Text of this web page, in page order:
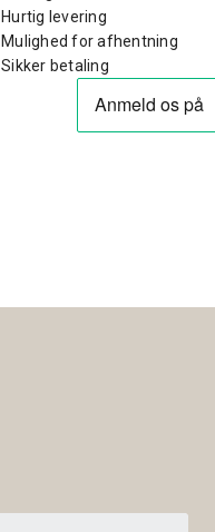
Hurtig levering
Mulighed for afhentning
Sikker betaling